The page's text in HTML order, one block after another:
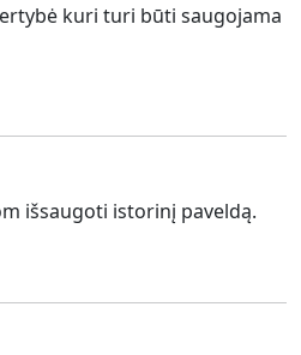
kuri turi būti saugojama
išsaugoti istorinį paveldą.